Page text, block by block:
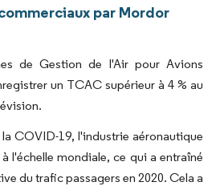
par Mordor
de Gestion de l'Air pour Avions
un TCAC supérieur à 4 % au
COVID-19, l'industrie aéronautique
l'échelle mondiale, ce qui a entraîné
du trafic passagers en 2020. Cela a